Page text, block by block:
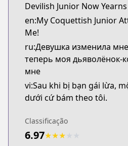
Devilish Junior Now
en:My Coquettish Junior
Me!
ru:Девушка изменила
теперь моя дьяволёнок-
мне
vi:Sau khi bị bạn gái lừa,
dưới cứ bám theo tôi.
Classificação
6.97★★★